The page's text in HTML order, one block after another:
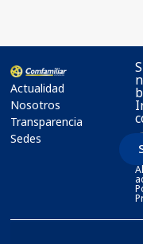
Actualidad
Nosotros
Transparencia
Sedes